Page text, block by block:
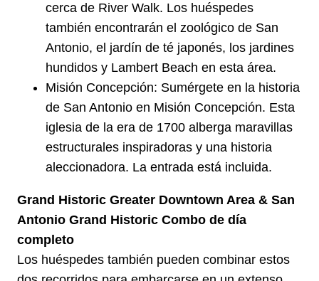
cerca de River Walk. Los huéspedes
también encontrarán el zoológico de San
Antonio, el jardín de té japonés, los jardines
hundidos y Lambert Beach en esta área.
Misión Concepción: Sumérgete en la historia
de San Antonio en Misión Concepción. Esta
iglesia de la era de 1700 alberga maravillas
estructurales inspiradoras y una historia
aleccionadora. La entrada está incluida.
Grand Historic Greater Downtown Area & San
Antonio Grand Historic Combo de día
completo
Los huéspedes también pueden combinar estos